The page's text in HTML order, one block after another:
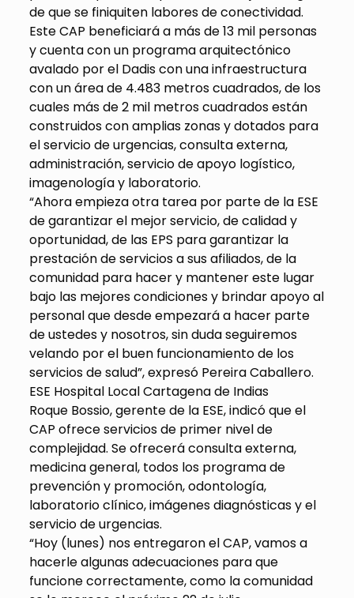
de que se finiquiten labores de conectividad.
Este CAP beneficiará a más de 13 mil personas
y cuenta con un programa arquitectónico
avalado por el Dadis con una infraestructura
con un área de 4.483 metros cuadrados, de los
cuales más de 2 mil metros cuadrados están
construidos con amplias zonas y dotados para
el servicio de urgencias, consulta externa,
administración, servicio de apoyo logístico,
imagenología y laboratorio.
“Ahora empieza otra tarea por parte de la ESE
de garantizar el mejor servicio, de calidad y
oportunidad, de las EPS para garantizar la
prestación de servicios a sus afiliados, de la
comunidad para hacer y mantener este lugar
bajo las mejores condiciones y brindar apoyo al
personal que desde empezará a hacer parte
de ustedes y nosotros, sin duda seguiremos
velando por el buen funcionamiento de los
servicios de salud”, expresó Pereira Caballero.
ESE Hospital Local Cartagena de Indias
Roque Bossio, gerente de la ESE, indicó que el
CAP ofrece servicios de primer nivel de
complejidad. Se ofrecerá consulta externa,
medicina general, todos los programa de
prevención y promoción, odontología,
laboratorio clínico, imágenes diagnósticas y el
servicio de urgencias.
“Hoy (lunes) nos entregaron el CAP, vamos a
hacerle algunas adecuaciones para que
funcione correctamente, como la comunidad